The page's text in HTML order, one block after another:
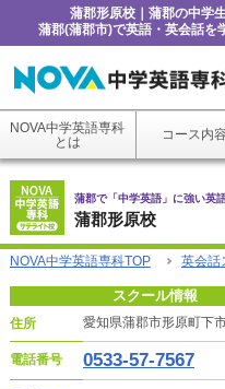
蒲郡形原校｜蒲郡の中学
蒲郡(蒲郡市)で英語・英会話を
NOVA中学英語専科
とは
コース内
蒲郡形原校
蒲郡で「中学英語」に強い英
NOVA中学英語専科TOP 英会話
スクール情報
住所 愛知県蒲郡市形原町下
電話番号 0533-57-7567